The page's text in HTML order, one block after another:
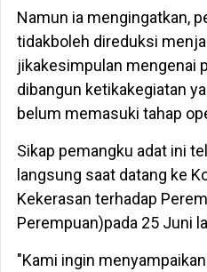
Namun ia mengingatkan,
tidakboleh direduksi
jikakesimpulan mengenai
dibangun ketikakegiatan
belum memasuki tahap
Sikap pemangku adat ini
langsung saat datang ke
Kekerasan terhadap
Perempuan)pada 25 Juni
"Kami ingin